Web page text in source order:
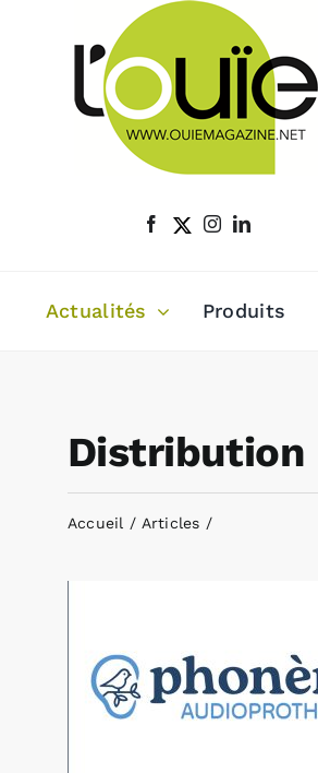
Actualités Produits
Distribution
Accueil Articles